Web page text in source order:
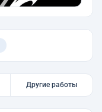
Другие работы